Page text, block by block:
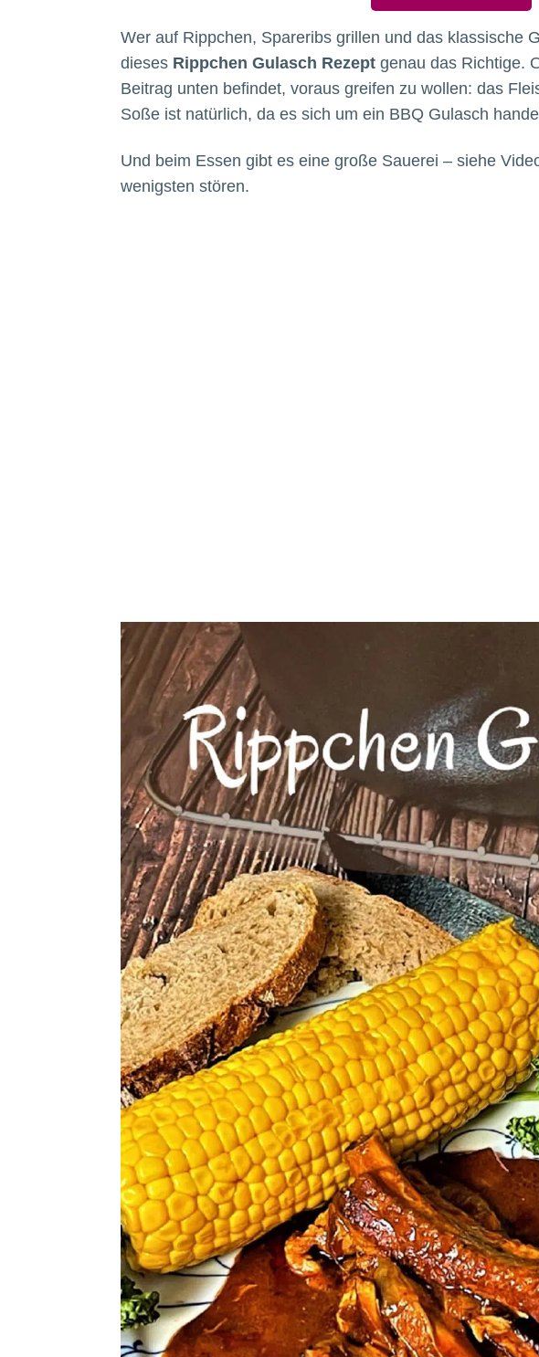
Wer auf Rippchen, Spareribs grillen und das klassische
dieses Rippchen Gulasch Rezept genau das Richtige.
Beitrag unten befindet, voraus greifen zu wollen: das
Soße ist natürlich, da es sich um ein BBQ Gulasch
Und beim Essen gibt es eine große Sauerei – siehe
wenigsten stören.